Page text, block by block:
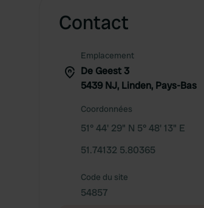
Contact
Emplacement
De Geest 3
5439 NJ, Linden, Pays-Bas
Coordonnées
51° 44' 29" N 5° 48' 13" E
51.74132 5.80365
Code du site
54857